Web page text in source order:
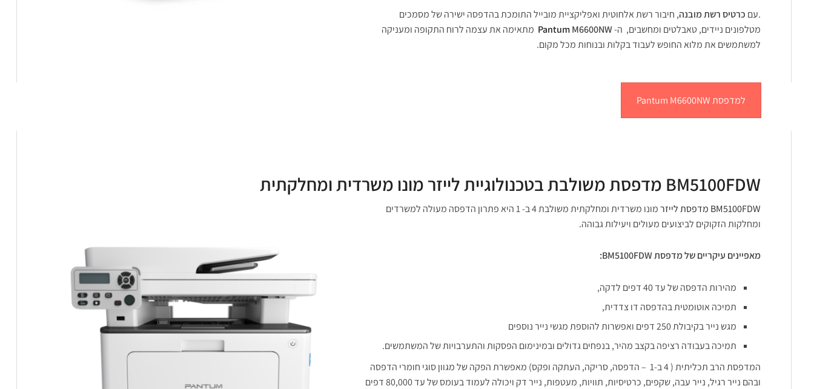
.עם כרטיס רשת מובנה, חיבור רשת אלחוטית ואפליקציית מובייל התומכת בהדפסה ישירה של מסמכים
מטלפונים ניידים, טאבלטים ומחשבים, ה-
PantumM6600NW
מתאימה את עצמה לרוח התקופה ומעניקה
למשתמשים את מלוא החופש לעבוד בקלות ובנוחות מכל מקום.
למדפסת Pantum M6600NW
BM5100FDW מדפסת משולבת בטכנולוגיית לייזר מונו משרדית ומחלקתית
BM5100FDW מדפסת לייזר
מונו משרדית ומחלקתית משולבת 4 ב- 1 היא פתרון הדפסה מעולה למשרדים
ומחלקות הזקוקים לביצועים מעולים ויעילות גבוהה.
מאפיינים עיקריים של מדפסת BM5100FDW:
מהירות הדפסה של עד 40 דפים לדקה,
תמיכה אוטומטית בהדפסה דו צדדית,
מגש נייר בקיבולת 250 דפים ואפשרות להוספת מגשי נייר נוספים
תמיכה בעבודה רציפה בקצב מהיר, בנפחים גדולים ובמינימום הפסקות והתערבויות של המשתמשים.
המדפסת הרב תכליתית ( 4 ב-1 – הדפסה, סריקה, העתקה ופקס) מאפשרת הפקה של מגוון סוגי חומרי הדפסה
ובהם נייר רגיל, נייר עבה, שקפים, כרטיסיות, תוויות, מעטפות, נייר דק ויכולה לעמוד בעומס של עד 80,000 דפים